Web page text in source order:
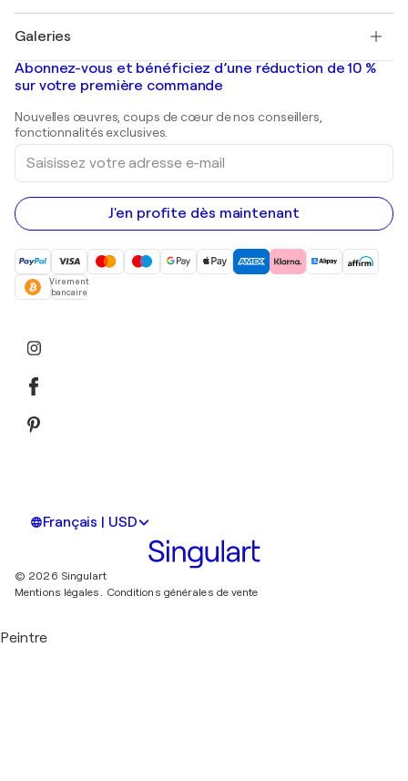
Banksy
Mr. Brainwash
Shepard Fairey
Tableaux abstraits à vendre
Peintures de paysage
Estampes
Peintures acryliques
Galeries
Galeries d'art en France
Galeries d'art en Belgique
Abonnez-vous et bénéficiez d’une réduction de 10 %
sur votre première commande
Nouvelles œuvres, coups de cœur de nos conseillers,
fonctionnalités exclusives.
Saisissez
votre
adresse
e-
mail
J'en profite dès maintenant
Virement
bancaire
Français | USD
© 2026 Singulart
Mentions légales. Conditions générales de vente
Peintre